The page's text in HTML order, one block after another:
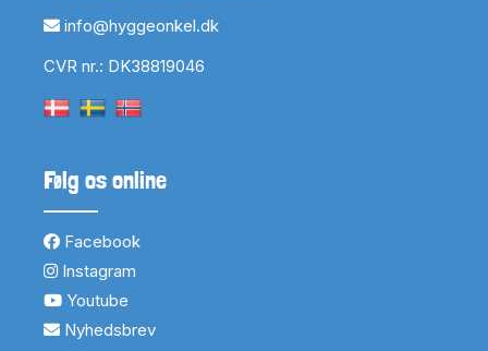
info@hyggeonkel.dk
CVR nr.: DK38819046
Følg os online
Facebook
Instagram
Youtube
Nyhedsbrev